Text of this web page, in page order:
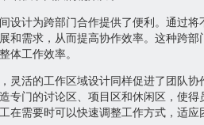
设计为跨部门合作提供了便利。通过
和需求，从而提高协作效率。这种跨
体工作效率。
灵活的工作区域设计同样促进了团队
专门的讨论区、项目区和休闲区，使
在需要时可以快速调整工作方式，适应